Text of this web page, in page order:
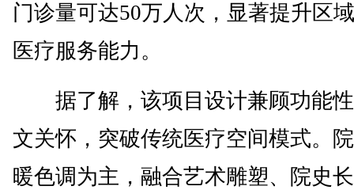
门诊量可达50万人次，显著提升区
医疗服务能力。
据了解，该项目设计兼顾功能
文关怀，突破传统医疗空间模式。
暖色调为主，融合艺术雕塑、院史